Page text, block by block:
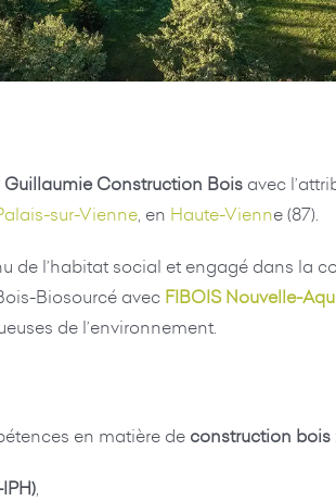
Guillaumie Construction Boisavec
sur-Vienne, en Haute-Vienne (87).
de l’habitat social et engagé dans la
Biosourcé avec FIBOIS Nouvelle-
de l’environnement.
en matière de construction bois:
,